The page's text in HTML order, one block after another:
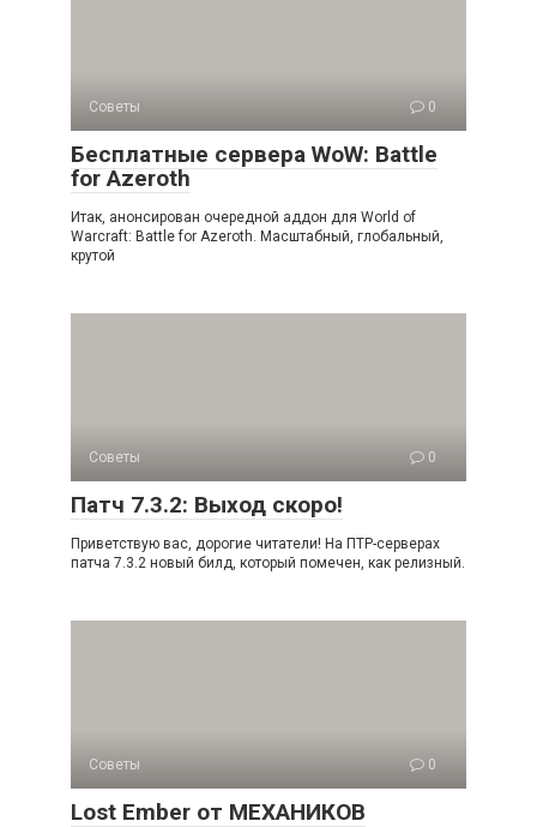
Советы 0
Бесплатные сервера WoW: Battle
for Azeroth
Итак, анонсирован очередной аддон для World of
Warcraft: Battle for Azeroth. Масштабный, глобальный,
крутой
Советы 0
Патч 7.3.2: Выход скоро!
Приветствую вас, дорогие читатели! На ПТР-серверах
патча 7.3.2 новый билд, который помечен, как релизный.
Советы 0
Lost Ember от МЕХАНИКОВ